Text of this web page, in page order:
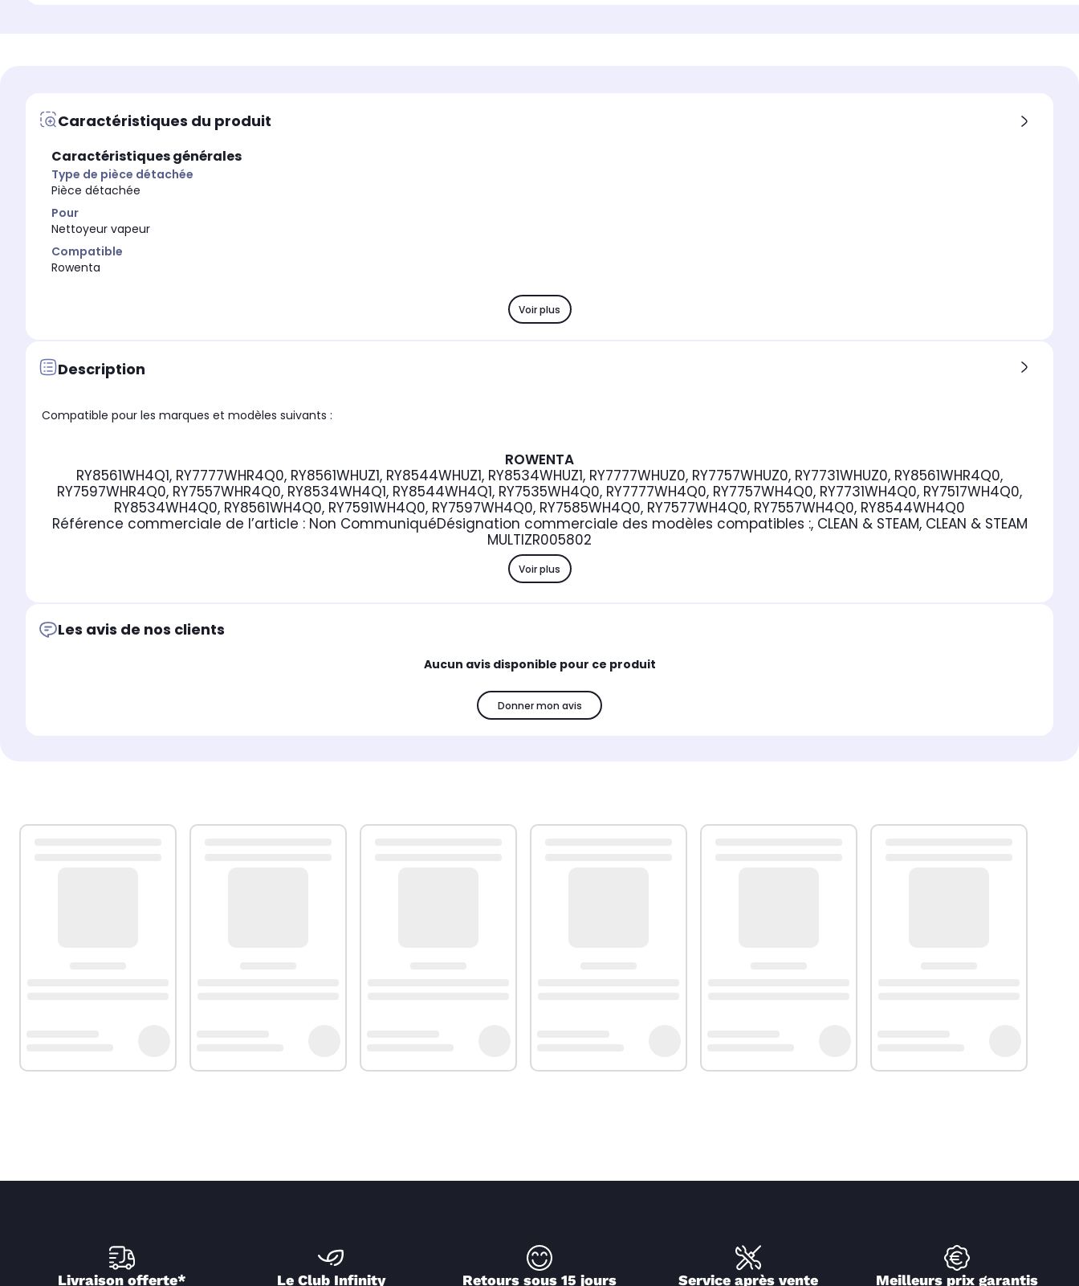
Caractéristiques du produit
Caractéristiques générales
Type de pièce détachée
Pièce détachée
Pour
Nettoyeur vapeur
Compatible
Rowenta
Voir plus
Description
Compatible pour les marques et modèles suivants :
ROWENTA
RY8561WH4Q1, RY7777WHR4Q0, RY8561WHUZ1, RY8544WHUZ1, RY8534WHUZ1, RY7777WHUZ0, RY7757WHUZ0, RY7731WHUZ0, RY8561WHR4Q0,
RY7597WHR4Q0, RY7557WHR4Q0, RY8534WH4Q1, RY8544WH4Q1, RY7535WH4Q0, RY7777WH4Q0, RY7757WH4Q0, RY7731WH4Q0, RY7517WH4Q0,
RY8534WH4Q0, RY8561WH4Q0, RY7591WH4Q0, RY7597WH4Q0, RY7585WH4Q0, RY7577WH4Q0, RY7557WH4Q0, RY8544WH4Q0
Référence commerciale de l’article : Non CommuniquéDésignation commerciale des modèles compatibles :, CLEAN & STEAM, CLEAN & STEAM
MULTIZR005802
Voir plus
Les avis de nos clients
Aucun avis disponible pour ce produit
Donner mon avis
Livraison offerte* Le Club Infinity Retours sous 15 jours Service après vente Meilleurs prix garantis